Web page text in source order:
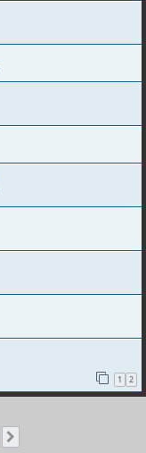
1 2